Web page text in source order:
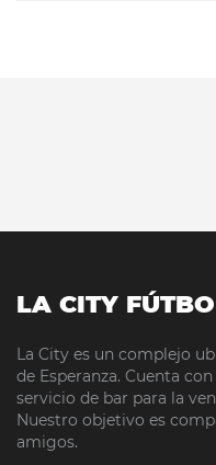
LA CITY
La City es un complejo
de Esperanza. Cuenta
servicio de bar para la
Nuestro objetivo es
amigos.